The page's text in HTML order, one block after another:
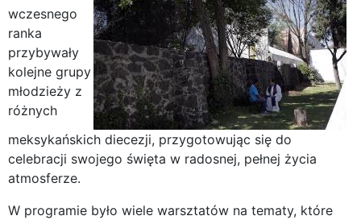
wczesnego
ranka
przybywały
kolejne grupy
młodzieży z
różnych
meksykańskich diecezji, przygotowując się do
celebracji swojego święta w radosnej, pełnej życia
atmosferze.
W programie było wiele warsztatów na tematy, które